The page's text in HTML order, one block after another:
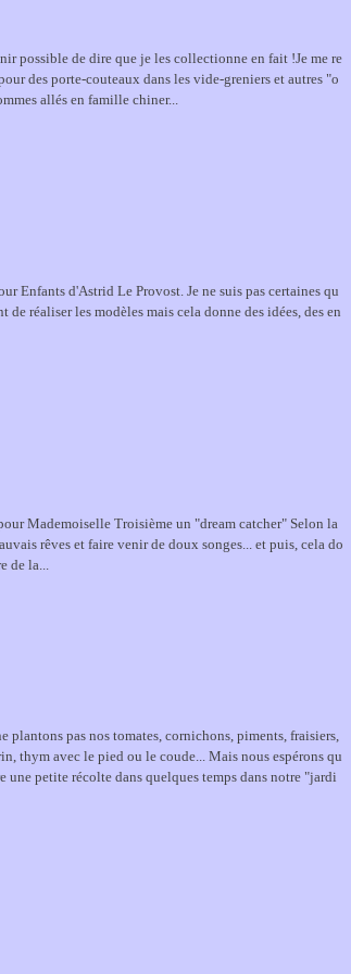
possible de dire que je les collectionne en fait !Je me re
des porte-couteaux dans les vide-greniers et autres "o
allés en famille chiner...
Enfants d'Astrid Le Provost. Je ne suis pas certaines qu
réaliser les modèles mais cela donne des idées, des en
Mademoiselle Troisième un "dream catcher" Selon la
rêves et faire venir de doux songes... et puis, cela do
de la...
plantons pas nos tomates, cornichons, piments, fraisiers,
thym avec le pied ou le coude... Mais nous espérons qu
une petite récolte dans quelques temps dans notre "jardi